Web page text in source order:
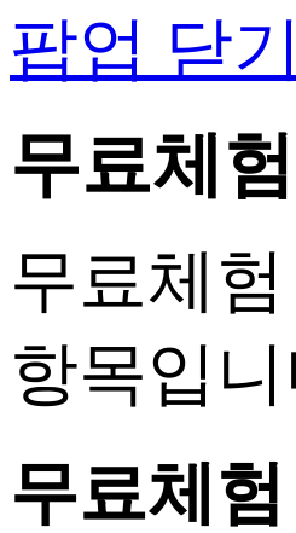
팝업 닫기
무료체
무료체
항목입
무료체